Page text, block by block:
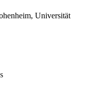
Universität